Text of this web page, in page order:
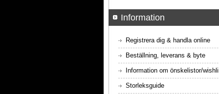
Information
Registrera dig & handla online
Beställning, leverans & byte
Information om önskelistor/
Storleksguide